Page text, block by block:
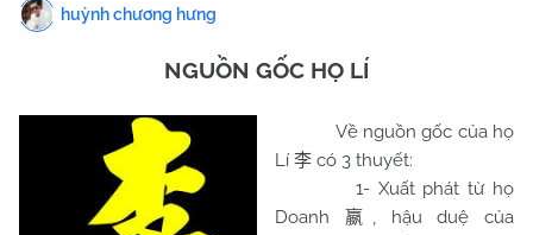
huỳnh chương hưng
NGUỒN GỐC HỌ LÍ
Về nguồn gốc của họ
Lí 李 có 3 thuyết:
1- Xuất phát từ họ
Doanh
嬴 , hậu duệ của